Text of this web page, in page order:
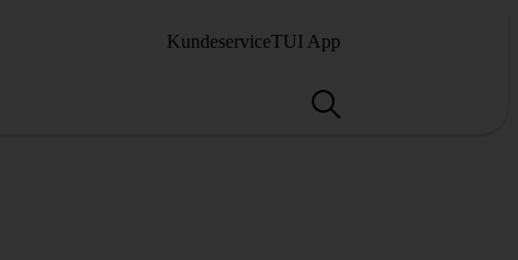
KundeserviceTUI App